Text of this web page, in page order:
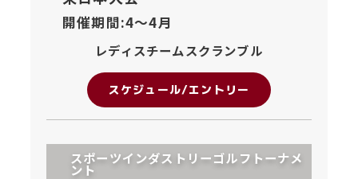
開催期間:4〜4月
レディスチームスクランブル
スケジュール/エントリー
スポーツインダストリーゴルフトーナメ
ント